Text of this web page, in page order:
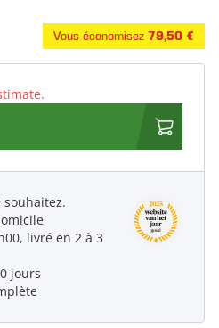
Vous économisez 79,50 €
souhaitez.
livré en 2 à 3
jours